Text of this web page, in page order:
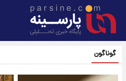
گوناگون